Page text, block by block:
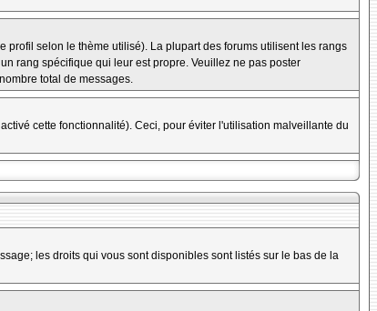
profil selon le thème utilisé). La plupart des forums utilisent les rangs
rang spécifique qui leur est propre. Veuillez ne pas poster
total de messages.
cette fonctionnalité). Ceci, pour éviter l'utilisation malveillante du
les droits qui vous sont disponibles sont listés sur le bas de la